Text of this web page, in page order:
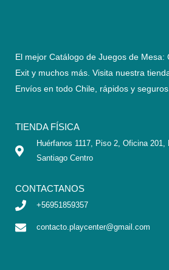
El mejor Catálogo de Juegos de Mesa:
Exit y muchos más. Visita nuestra
Envíos en todo Chile, rápidos y seguros
TIENDA FÍSICA
Huérfanos 1117, Piso 2, Oficina 201,
Santiago Centro
CONTACTANOS
+56951859357
contacto.playcenter@gmail.com